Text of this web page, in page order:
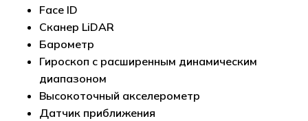
Face ID
Сканер LiDAR
Барометр
Гироскоп с расширенным динамическим
диапазоном
Высокоточный акселерометр
Датчик приближения